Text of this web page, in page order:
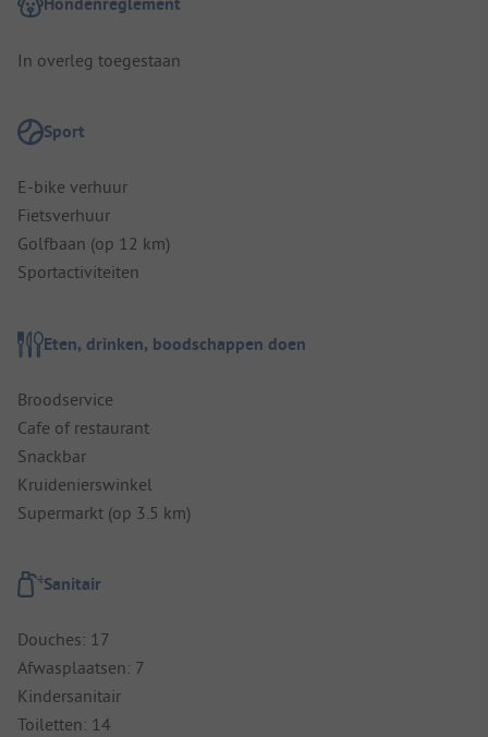
In overleg toegestaan
Sport
E-bike verhuur
Fietsverhuur
Golfbaan (op 12 km)
Sportactiviteiten
Eten, drinken, boodschappen doen
Broodservice
Cafe of restaurant
Snackbar
Kruidenierswinkel
Supermarkt (op 3.5 km)
Sanitair
Douches: 17
Afwasplaatsen: 7
Kindersanitair
Toiletten: 14